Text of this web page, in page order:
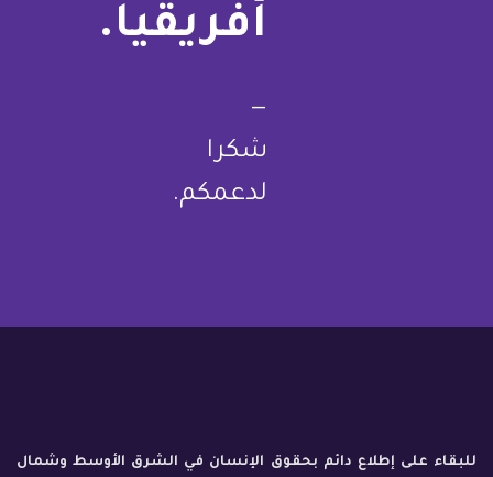
أفريقيا.
—
شكرا
لدعمكم.
للبقاء على إطلاع دائم بحقوق الإنسان في الشرق الأوسط وشمال